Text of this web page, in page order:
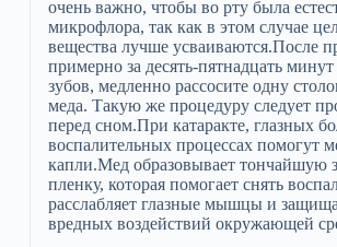
очень важно, чтобы во рту была
микрофлора, так как в этом случае
вещества лучше усваиваются.После
примерно за десять-пятнадцать
зубов, медленно рассосите одну
меда. Такую же процедуру следует
перед сном.При катаракте, глазных
воспалительных процессах помогут
капли.Мед образовывает тончайшую
пленку, которая помогает снять
расслабляет глазные мышцы и
вредных воздействий окружающей